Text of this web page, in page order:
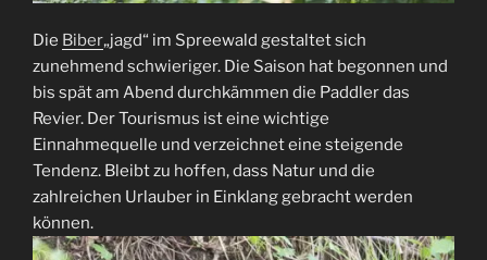
Die Biber„jagd“ im Spreewald gestaltet sich
zunehmend schwieriger. Die Saison hat begonnen und
bis spät am Abend durchkämmen die Paddler das
Revier. Der Tourismus ist eine wichtige
Einnahmequelle und verzeichnet eine steigende
Tendenz. Bleibt zu hoffen, dass Natur und die
zahlreichen Urlauber in Einklang gebracht werden
können.